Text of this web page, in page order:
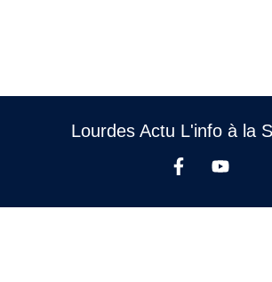
Lourdes Actu L'info à la